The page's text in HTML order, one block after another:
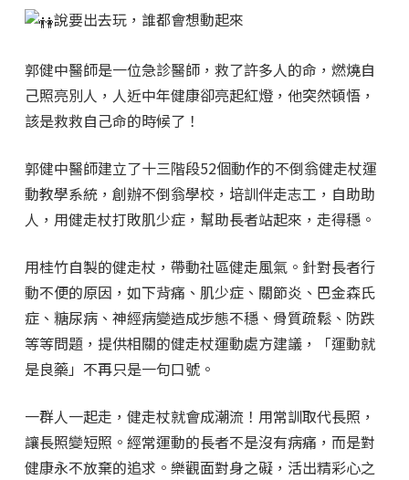
說要出去玩，誰都會想動起來
郭健中醫師是一位急診醫師，救了許多人的命，燃燒自
己照亮別人，人近中年健康卻亮起紅燈，他突然頓悟，
該是救救自己命的時候了！
郭健中醫師建立了十三階段52個動作的不倒翁健走杖運
動教學系統，創辦不倒翁學校，培訓伴走志工，自助助
人，用健走杖打敗肌少症，幫助長者站起來，走得穩。
用桂竹自製的健走杖，帶動社區健走風氣。針對長者行
動不便的原因，如下背痛、肌少症、關節炎、巴金森氏
症、糖尿病、神經病變造成步態不穩、骨質疏鬆、防跌
等等問題，提供相關的健走杖運動處方建議，「運動就
是良藥」不再只是一句口號。
一群人一起走，健走杖就會成潮流！用常訓取代長照，
讓長照變短照。經常運動的長者不是沒有病痛，而是對
健康永不放棄的追求。樂觀面對身之礙，活出精彩心之